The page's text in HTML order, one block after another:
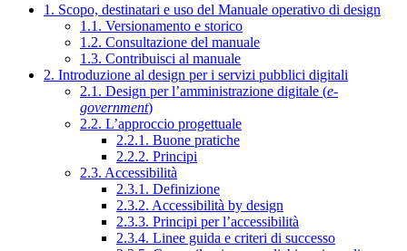
1. Scopo, destinatari e uso del Manuale operativo di design
1.1. Versionamento e storico
1.2. Consultazione del manuale
1.3. Contribuisci al manuale
2. Introduzione al design per i servizi pubblici digitali
2.1. Design per l’amministrazione digitale (e-
government)
2.2. L’approccio progettuale
2.2.1. Buone pratiche
2.2.2. Principi
2.3. Accessibilità
2.3.1. Definizione
2.3.2. Accessibilità by design
2.3.3. Principi per l’accessibilità
2.3.4. Linee guida e criteri di successo